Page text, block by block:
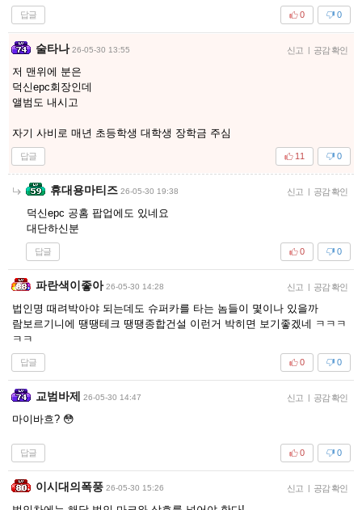
답글 0
0
술타나 26-05-30 13:55 신고 | 공감 확인
저 맨위에 분은
덕신epc회장인데
앨범도 내시고
자기 사비로 매년 초등학생 대학생 장학금 주심
답글 0
11
휴대용마티즈 26-05-30 19:38 신고 | 공감 확인
덕신epc 공홈 팝업에도 있네요
대단하신분
답글 0
0
파란색이좋아 26-05-30 14:28 신고 | 공감 확인
법인명 때려박아야 되는데도 슈퍼카를 타는 놈들이 몇이나 있을까
람보르기니에 땡땡테크 땡땡종합건설 이런거 박히면 보기좋겠네 ㅋㅋㅋ
ㅋㅋ
답글 0
0
교범바제 26-05-30 14:47 신고 | 공감 확인
마이바흐? 😳
답글 0
0
이시대의폭풍 26-05-30 15:26 신고 | 공감 확인